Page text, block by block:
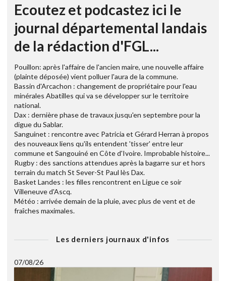
Ecoutez et podcastez ici le
journal départemental landais
de la rédaction d'FGL...
Pouillon: après l'affaire de l'ancien maire, une nouvelle affaire
(plainte déposée) vient polluer l'aura de la commune.
Bassin d'Arcachon : changement de propriétaire pour l'eau
minérales Abatilles qui va se développer sur le territoire
national.
Dax : dernière phase de travaux jusqu'en septembre pour la
digue du Sablar.
Sanguinet : rencontre avec Patricia et Gérard Herran à propos
des nouveaux liens qu'ils entendent 'tisser' entre leur
commune et Sangouiné en Côte d'Ivoire. Improbable histoire...
Rugby : des sanctions attendues après la bagarre sur et hors
terrain du match St Sever-St Paul lès Dax.
Basket Landes : les filles rencontrent en Ligue ce soir
Villeneuve d'Ascq.
Météo : arrivée demain de la pluie, avec plus de vent et de
fraîches maximales.
Les derniers journaux d'infos
07/08/26